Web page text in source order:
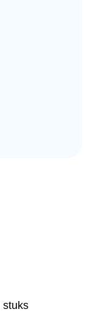
stuks